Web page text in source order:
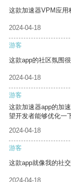
这款加速器VPM应用
2024-04-18
游客
这款app的社区氛围
2024-04-18
游客
这款加速器app的加
望开发者能够优化一
2024-04-18
游客
这款app就像我的社
2024-04-18